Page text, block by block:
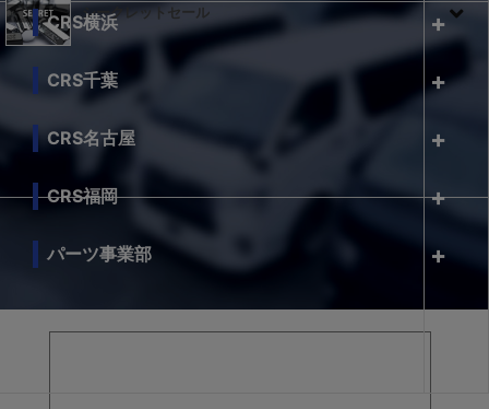
シークレットセール
CRS横浜
CRS千葉
CRS名古屋
CRS福岡
パーツ事業部